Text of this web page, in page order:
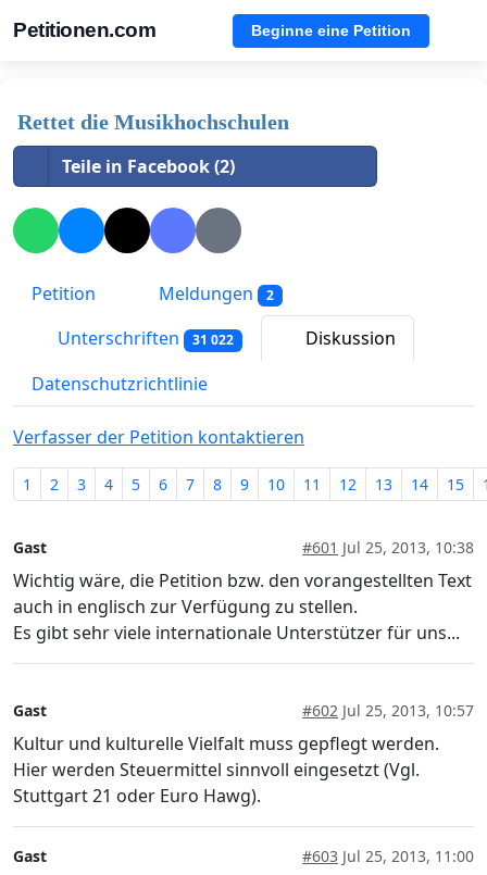
Petitionen.com Beginne eine Petition
Rettet die Musikhochschulen
Teile in Facebook (2)
Petition Meldungen 2
Unterschriften 31 022
Diskussion
Datenschutzrichtlinie
Verfasser der Petition kontaktieren
1 2 3 4 5 6 7 8 9 10 11 12 13 14 15
Gast #601 Jul 25, 2013, 10:38
Wichtig wäre, die Petition bzw. den vorangestellten Text
auch in englisch zur Verfügung zu stellen.
Es gibt sehr viele internationale Unterstützer für uns...
Gast #602 Jul 25, 2013, 10:57
Kultur und kulturelle Vielfalt muss gepflegt werden.
Hier werden Steuermittel sinnvoll eingesetzt (Vgl.
Stuttgart 21 oder Euro Hawg).
Gast #603 Jul 25, 2013, 11:00